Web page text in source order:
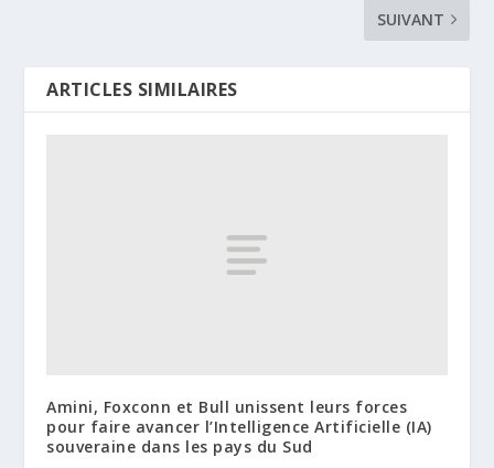
SUIVANT
ARTICLES SIMILAIRES
Amini, Foxconn et Bull unissent leurs forces
pour faire avancer l’Intelligence Artificielle (IA)
souveraine dans les pays du Sud